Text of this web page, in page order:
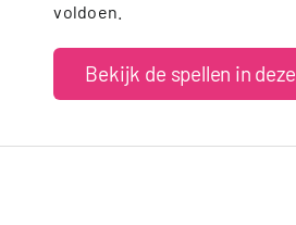
voldoen.
Bekijk de spellen in